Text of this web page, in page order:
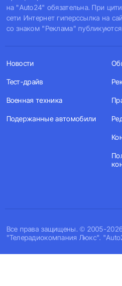
на "Auto24" обязательна. При
сети Интернет гиперссылка на
со знаком "Реклама"
Все права защищены. © 2005-
"Телерадиокомпания Люкс".
Новости
Тест-драйв
Военная техника
Подержанные автомобили